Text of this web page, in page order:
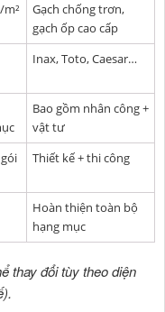
m²
Gạch chống trơn,
gạch ốp cao cấp
Inax, Toto, Caesar…
Bao gồm nhân công +
vật tư
Thiết kế + thi công
Hoàn thiện toàn bộ
hạng mục
thay đổi tùy theo diện